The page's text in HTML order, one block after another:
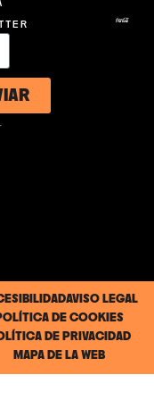
AVISO LEGAL
DE COOKIES
DE PRIVACIDAD
MAPA DE LA WEB